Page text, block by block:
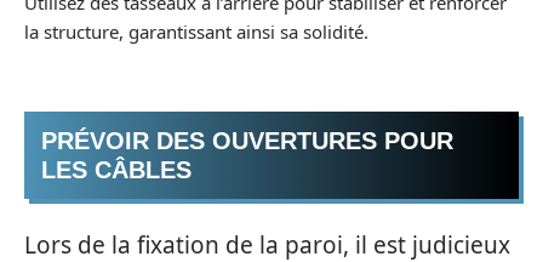
la structure, garantissant ainsi sa solidité.
PRÉVOIR DES OUVERTURES POUR
LES CÂBLES
Lors de la fixation de la paroi, il est judicieux